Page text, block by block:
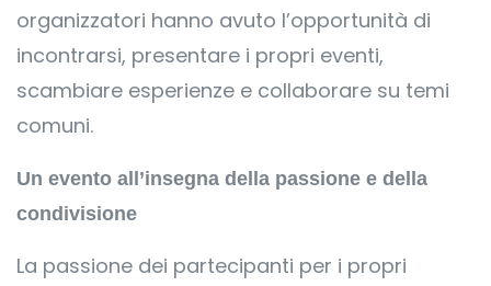
organizzatori hanno avuto l’opportunità di
incontrarsi, presentare i propri eventi,
scambiare esperienze e collaborare su temi
comuni.
Un evento all’insegna della passione e della
condivisione
La passione dei partecipanti per i propri